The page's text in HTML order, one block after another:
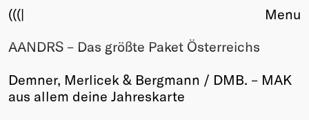
(((|
About
Award
Sponsors
Menu
AANDRS – Das größte Paket Österreichs
Demner, Merlicek & Bergmann / DMB. – MAK
aus allem deine Jahreskarte